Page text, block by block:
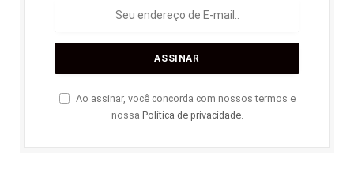
Ao assinar, você concorda com nossos termos e
nossa Política de privacidade.